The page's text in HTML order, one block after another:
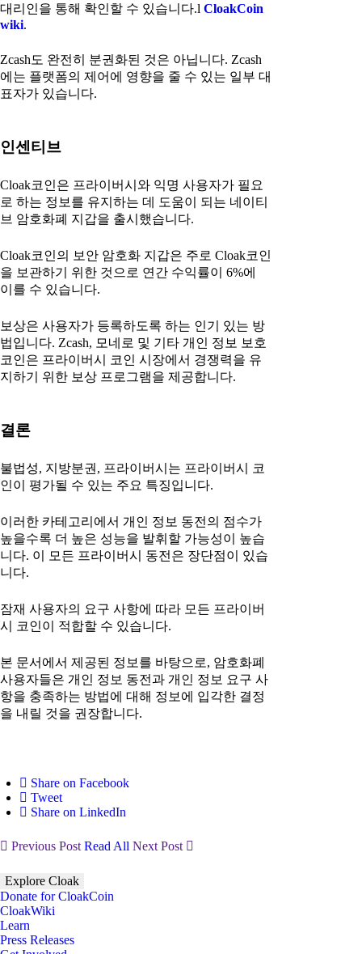
대리인을 통해 확인할 수 있습니다.l CloakCoin
wiki.
Zcash도 완전히 분권화된 것은 아닙니다. Zcash
에는 플랫폼의 제어에 영향을 줄 수 있는 일부 대
표자가 있습니다.
인센티브
Cloak코인은 프라이버시와 익명 사용자가 필요
로 하는 정보를 유지하는 데 도움이 되는 네이티
브 암호화폐 지갑을 출시했습니다.
Cloak코인의 보안 암호화 지갑은 주로 Cloak코인
을 보관하기 위한 것으로 연간 수익률이 6%에
이를 수 있습니다.
보상은 사용자가 등록하도록 하는 인기 있는 방
법입니다. Zcash, 모네로 및 기타 개인 정보 보호
코인은 프라이버시 코인 시장에서 경쟁력을 유
지하기 위한 보상 프로그램을 제공합니다.
결론
불법성, 지방분권, 프라이버시는 프라이버시 코
인이 평가될 수 있는 주요 특징입니다.
이러한 카테고리에서 개인 정보 동전의 점수가
높을수록 더 높은 성능을 발휘할 가능성이 높습
니다. 이 모든 프라이버시 동전은 장단점이 있습
니다.
잠재 사용자의 요구 사항에 따라 모든 프라이버
시 코인이 적합할 수 있습니다.
본 문서에서 제공된 정보를 바탕으로, 암호화폐
사용자들은 개인 정보 동전과 개인 정보 요구 사
항을 충족하는 방법에 대해 정보에 입각한 결정
을 내릴 것을 권장합니다.
Share on Facebook
Tweet
Share on LinkedIn
Previous Post Read All Next Post
Explore Cloak
Donate for CloakCoin
CloakWiki
Learn
Press Releases